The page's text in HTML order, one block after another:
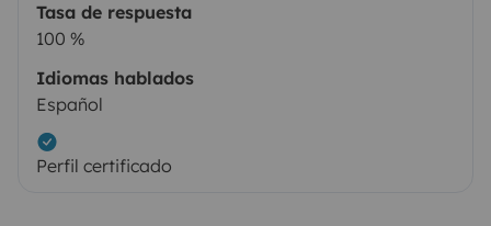
Tasa de respuesta
100 %
Idiomas hablados
Español
Perfil certificado